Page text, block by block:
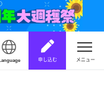
Language 申し込む メニュー